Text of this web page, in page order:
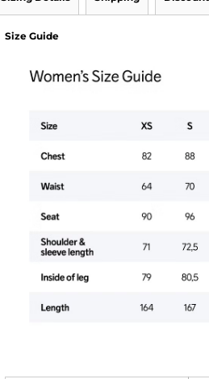
Size Guide